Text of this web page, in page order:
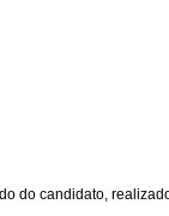
do candidato,